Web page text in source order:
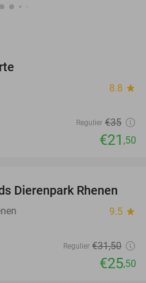
8.8 star
Regulier €35
€21 ,50
19%
Dierenpark Rhenen
9.5 star
Regulier €31,50
€25,50